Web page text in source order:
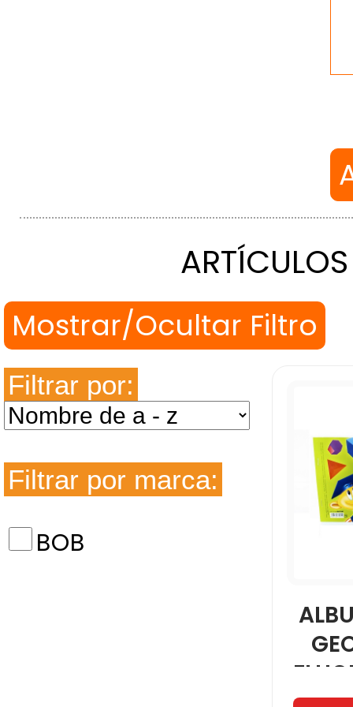
Filtrar por:
Filtrar por marca:
BOB